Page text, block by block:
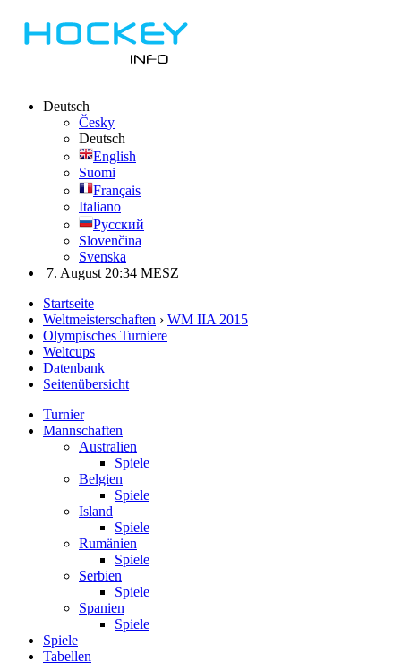
Deutsch
Česky
Deutsch
English
Suomi
Français
Italiano
Русский
Slovenčina
Svenska
7. August 20:34 MESZ
Startseite
Weltmeisterschaften › WM IIA 2015
Olympisches Turniere
Weltcups
Datenbank
Seitenübersicht
Turnier
Mannschaften
Australien
Spiele
Belgien
Spiele
Island
Spiele
Rumänien
Spiele
Serbien
Spiele
Spanien
Spiele
Spiele
Tabellen